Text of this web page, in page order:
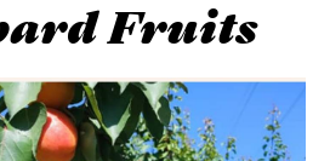
Fruits